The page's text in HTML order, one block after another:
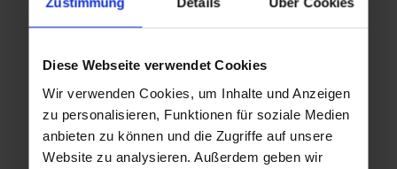
Diese Webseite verwendet Cookies
Wir verwenden Cookies, um Inhalte und Anzeigen
zu personalisieren, Funktionen für soziale Medien
anbieten zu können und die Zugriffe auf unsere
Website zu analysieren. Außerdem geben wir
19:00 19:00